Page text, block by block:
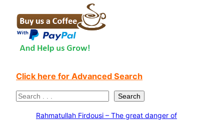
Click here for Advanced Search
S
Search
Rahmatullah Firdousi – The great danger of